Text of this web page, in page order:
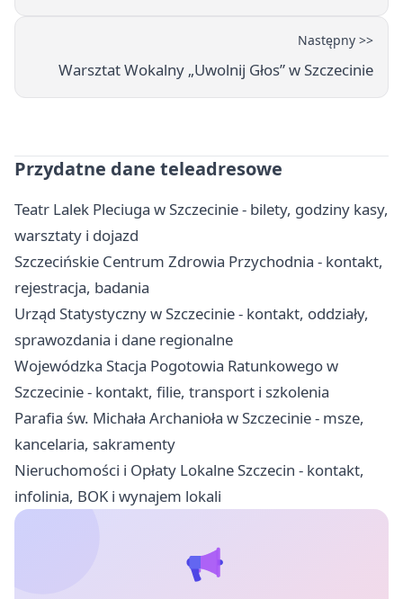
Następny >>
Warsztat Wokalny „Uwolnij Głos” w Szczecinie
Przydatne dane teleadresowe
Teatr Lalek Pleciuga w Szczecinie - bilety, godziny kasy,
warsztaty i dojazd
Szczecińskie Centrum Zdrowia Przychodnia - kontakt,
rejestracja, badania
Urząd Statystyczny w Szczecinie - kontakt, oddziały,
sprawozdania i dane regionalne
Wojewódzka Stacja Pogotowia Ratunkowego w
Szczecinie - kontakt, filie, transport i szkolenia
Parafia św. Michała Archanioła w Szczecinie - msze,
kancelaria, sakramenty
Nieruchomości i Opłaty Lokalne Szczecin - kontakt,
infolinia, BOK i wynajem lokali